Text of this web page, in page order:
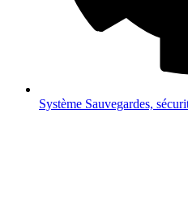
Système Sauvegardes,